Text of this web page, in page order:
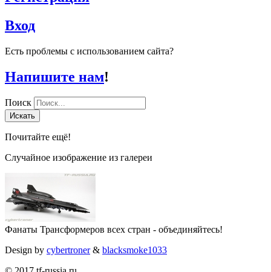
Вход
Есть проблемы с использованием сайта?
Напишите нам!
Поиск
Искать
Почитайте ещё!
Случайное изображение из галереи
Фанаты Трансформеров всех стран - объединяйтесь!
Design by cybertroner& blacksmoke1033